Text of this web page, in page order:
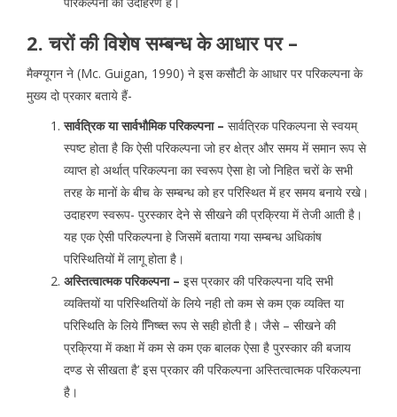
2. चरों की विशेष सम्बन्ध के आधार पर –
मैक्ग्यूगन ने (Mc. Guigan, 1990) ने इस कसौटी के आधार पर परिकल्पना के
मुख्य दो प्रकार बताये हैं-
सार्वत्रिक या सार्वभौमिक परिकल्पना – सार्वत्रिक परिकल्पना से स्वयम्
स्पष्ट होता है कि ऐसी परिकल्पना जो हर क्षेत्र और समय में समान रूप से
व्याप्त हो अर्थात् परिकल्पना का स्वरूप ऐसा हेा जो निहित चरों के सभी
तरह के मानों के बीच के सम्बन्ध को हर परिस्थित में हर समय बनाये रखे।
उदाहरण स्वरूप- पुरस्कार देने से सीखने की प्रक्रिया में तेजी आती है।
यह एक ऐसी परिकल्पना हे जिसमें बताया गया सम्बन्ध अधिकांष
परिस्थितियों में लागू होता है।
अस्तित्वात्मक परिकल्पना – इस प्रकार की परिकल्पना यदि सभी
व्यक्तियों या परिस्थितियों के लिये नही तो कम से कम एक व्यक्ति या
परिस्थिति के लिये नििष्च्त रूप से सही होती है। जैसे – सीखने की
प्रक्रिया में कक्षा में कम से कम एक बालक ऐसा है पुरस्कार की बजाय
दण्ड से सीखता है’ इस प्रकार की परिकल्पना अस्तित्वात्मक परिकल्पना
है।